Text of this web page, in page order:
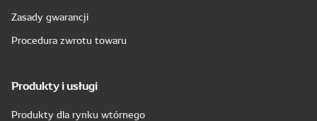
Zasady gwarancji
Procedura zwrotu towaru
Produkty i usługi
Produkty dla rynku wtórnego